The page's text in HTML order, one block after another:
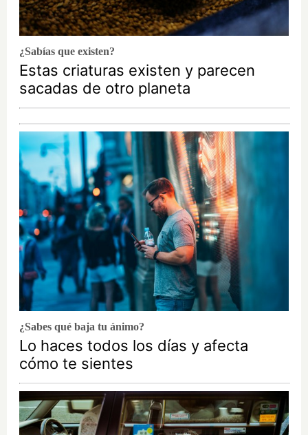
¿Sabías que existen?
Estas criaturas existen y parecen
sacadas de otro planeta
¿Sabes qué baja tu ánimo?
Lo haces todos los días y afecta
cómo te sientes